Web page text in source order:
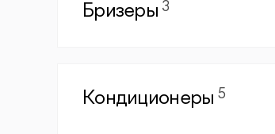
Бризеры 3
Кондиционеры 5